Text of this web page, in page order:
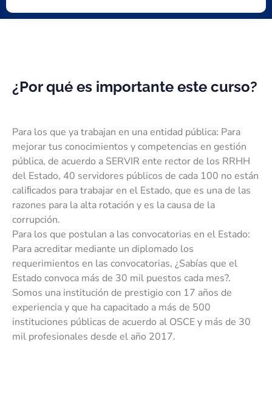
¿Por qué es importante este curso?
Para los que ya trabajan en una entidad pública: Para
mejorar tus conocimientos y competencias en gestión
pública, de acuerdo a SERVIR ente rector de los RRHH
del Estado, 40 servidores públicos de cada 100 no están
caliﬁcados para trabajar en el Estado, que es una de las
razones para la alta rotación y es la causa de la
corrupción.
Para los que postulan a las convocatorias en el Estado:
Para acreditar mediante un diplomado los
requerimientos en las convocatorias, ¿Sabías que el
Estado convoca más de 30 mil puestos cada mes?.
Somos una institución de prestigio con 17 años de
experiencia y que ha capacitado a más de 500
instituciones públicas de acuerdo al OSCE y más de 30
mil profesionales desde el año 2017.